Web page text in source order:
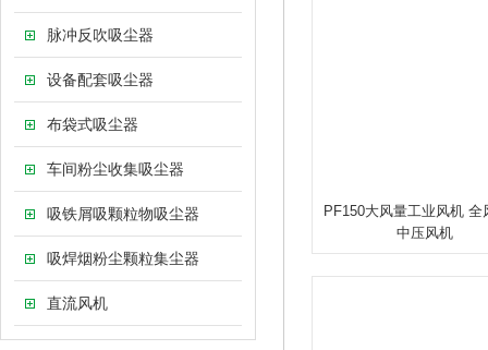
脉冲反吹吸尘器
设备配套吸尘器
布袋式吸尘器
车间粉尘收集吸尘器
吸铁屑吸颗粒物吸尘器
吸焊烟粉尘颗粒集尘器
直流风机
PF150大风量工业风机 全
中压风机